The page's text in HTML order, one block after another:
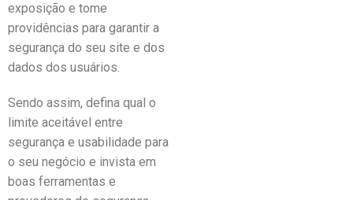
exposição e tome
providências para garantir a
segurança do seu site e dos
dados dos usuários.
Sendo assim, defina qual o
limite aceitável entre
segurança e usabilidade para
o seu negócio e invista em
boas ferramentas e